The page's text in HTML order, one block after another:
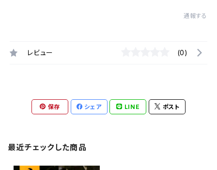
通報する
レビュー (0)
保存 シェア LINE ポスト
最近チェックした商品